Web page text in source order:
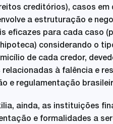
creditórios), casos em
a estruturação e
eficazes para cada caso
considerando o
de cada credor,
à falência e
e regulamentação
ainda, as instituições
e formalidades a